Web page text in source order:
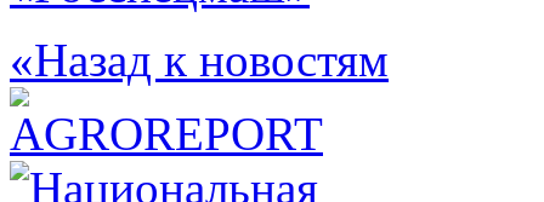
«Назад к новостям